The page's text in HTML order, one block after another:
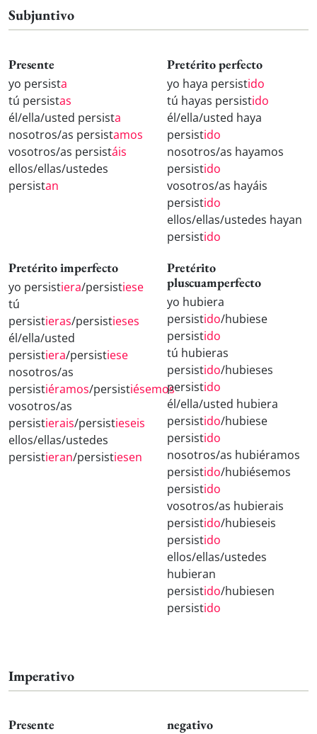
Subjuntivo
Presente
yo persista
tú persistas
él/ella/usted persista
nosotros/as persistamos
vosotros/as persistáis
ellos/ellas/ustedes
persistan
Pretérito perfecto
yo haya persistido
tú hayas persistido
él/ella/usted haya
persistido
nosotros/as hayamos
persistido
vosotros/as hayáis
persistido
ellos/ellas/ustedes hayan
persistido
Pretérito imperfecto
yo persistiera/persistiese
tú
persistieras/persistieses
él/ella/usted
persistiera/persistiese
nosotros/as
persistiéramos/persistiésemos
vosotros/as
persistierais/persistieseis
ellos/ellas/ustedes
persistieran/persistiesen
Pretérito
pluscuamperfecto
yo hubiera
persistido/hubiese
persistido
tú hubieras
persistido/hubieses
persistido
él/ella/usted hubiera
persistido/hubiese
persistido
nosotros/as hubiéramos
persistido/hubiésemos
persistido
vosotros/as hubierais
persistido/hubieseis
persistido
ellos/ellas/ustedes
hubieran
persistido/hubiesen
persistido
Imperativo
Presente negativo